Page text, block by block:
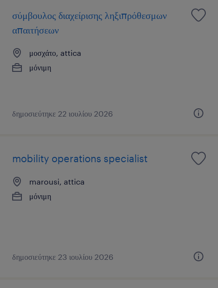
σύμβουλος διαχείρισης ληξιπρόθεσμων
απαιτήσεων
μοσχάτο, attica
μόνιμη
δημοσιεύτηκε 22 ιουλίου 2026
mobility operations specialist
marousi, attica
μόνιμη
δημοσιεύτηκε 23 ιουλίου 2026